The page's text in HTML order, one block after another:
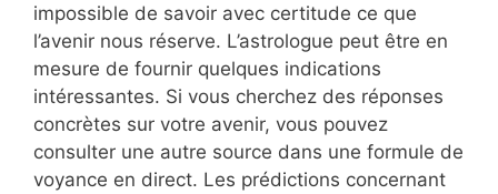
impossible de savoir avec certitude ce que
l’avenir nous réserve. L’astrologue peut être en
mesure de fournir quelques indications
intéressantes. Si vous cherchez des réponses
concrètes sur votre avenir, vous pouvez
consulter une autre source dans une formule de
voyance en direct. Les prédictions concernant